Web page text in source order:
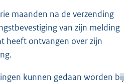
maanden na de verzending
van zijn melding
heeft ontvangen over zijn
kunnen gedaan worden bij